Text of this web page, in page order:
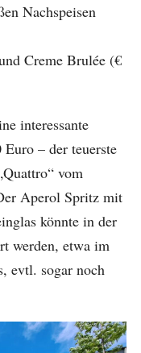
Nachspeisen
Creme Brulée (€
interessante
– der teuerste
vom
Aperol Spritz mit
könnte in der
werden, etwa im
evtl. sogar noch